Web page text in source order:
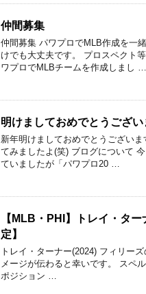
仲間募集
仲間募集 パワプロでMLB作成を一
けでも大丈夫です。 プロスペクト
ワプロでMLBチームを作成しまし …
明けましておめでとうござい
新年明けましておめでとうござい
てみましたよ(笑) ブログについて
ていましたが「パワプロ20 …
【MLB・PHI】トレイ・タ
定】
トレイ・ターナー(2024) フィリー
メージが伝わると幸いです。 スペ
ポジション …